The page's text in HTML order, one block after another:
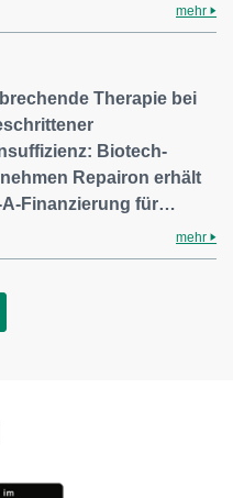
mehr
Therapie bei
Biotech-
Repairon erhält
A-Finanzierung für…
mehr